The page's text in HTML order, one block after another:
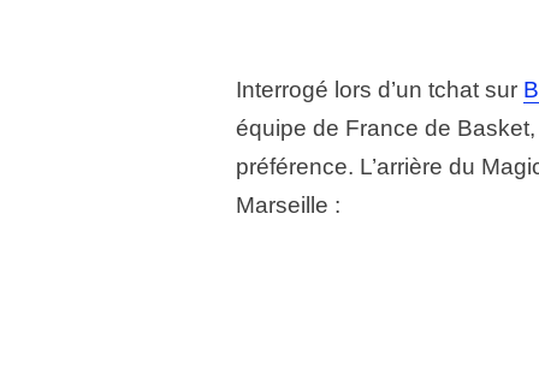
Interrogé lors d’un tchat sur
équipe de France de Basket,
préférence. L’arrière du
Marseille :